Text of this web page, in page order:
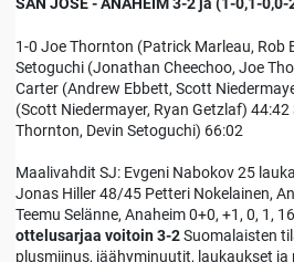
SAN JOSE - ANAHEIM 3-2 ja (1-0,1-0,0-
1-0 Joe Thornton (Patrick Marleau, Rob
Setoguchi (Jonathan Cheechoo, Joe
Carter (Andrew Ebbett, Scott
(Scott Niedermayer, Ryan Getzlaf)
Thornton, Devin Setoguchi) 66:02
Maalivahdit SJ: Evgeni Nabokov 25
Jonas Hiller 48/45 Petteri Nokelainen,
Teemu Selänne, Anaheim 0+0, +1, 0, 1,
ottelusarjaa voitoin 3-2Suomalaisten
plusmiinus, jäähyminuutit, laukaukset ja